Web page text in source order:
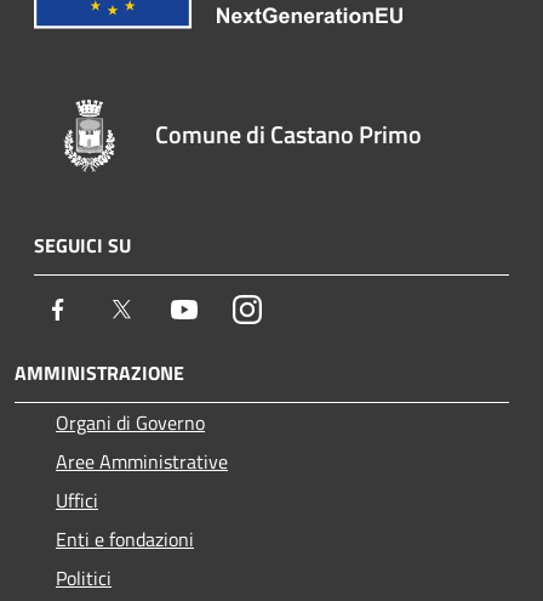
Comune di Castano Primo
SEGUICI SU
Facebook Twitter YoutubeInstagram
AMMINISTRAZIONE
Organi di Governo
Aree Amministrative
Uffici
Enti e fondazioni
Politici